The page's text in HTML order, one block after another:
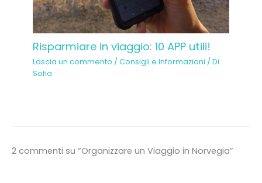
Risparmiare in viaggio: 10 APP utili!
Lascia un commento /Consigli e Informazioni / Di
Sofia
2 commenti su “Organizzare un Viaggio in Norvegia”